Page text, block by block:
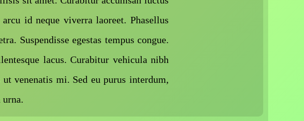
id neque viverra laoreet. Phasellus
Suspendisse egestas tempus congue.
lacus. Curabitur vehicula nibh
venenatis mi. Sed eu purus interdum,